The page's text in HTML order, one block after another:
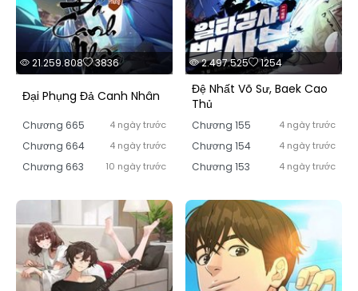
21.259.808 3836
Đại Phụng Đả Canh Nhân
Chương 665 4 ngày trước
Chương 664 4 ngày trước
Chương 663 10 ngày trước
2.497.525 1254
Đệ Nhất Võ Sư, Baek Cao
Thủ
Chương 155 4 ngày trước
Chương 154 4 ngày trước
Chương 153 4 ngày trước